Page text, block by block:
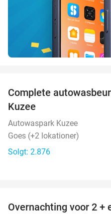
Complete
Kuzee
Autowaspark Kuzee
Goes (+2 lokationer)
Solgt: 2.876
Overnachting voor 2 +